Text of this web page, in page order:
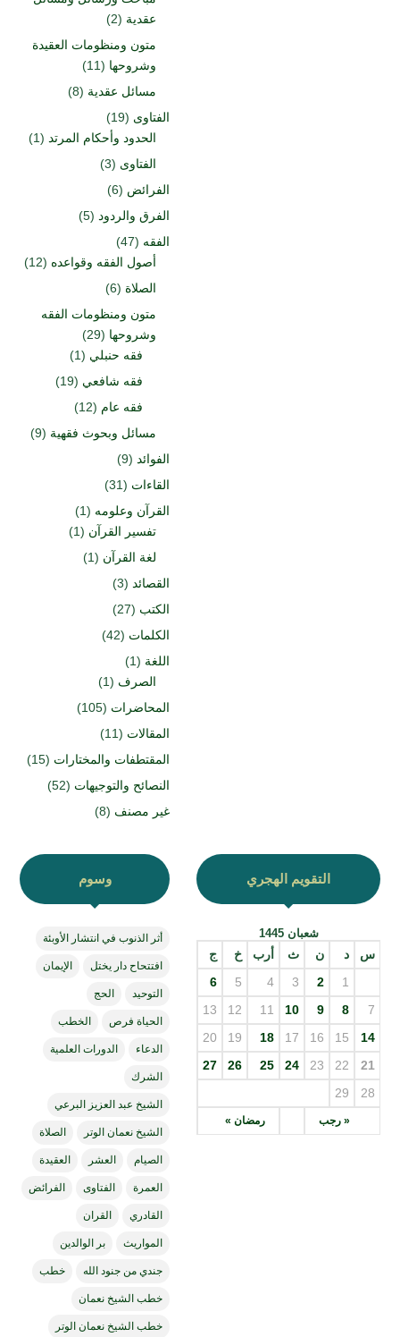
عقدية (2)
متون ومنظومات العقيدة
وشروحها (11)
مسائل عقدية (8)
الفتاوى (19)
الحدود وأحكام المرتد (1)
الفتاوى (3)
الفرائض (6)
الفرق والردود (5)
الفقه (47)
أصول الفقه وقواعده (12)
الصلاة (6)
متون ومنظومات الفقه
وشروحها (29)
فقه حنبلي (1)
فقه شافعي (19)
فقه عام (12)
مسائل وبحوث فقهية (9)
الفوائد (9)
القاءات (31)
القرآن وعلومه (1)
تفسير القرآن (1)
لغة القرآن (1)
القصائد (3)
الكتب (27)
الكلمات (42)
اللغة (1)
الصرف (1)
المحاضرات (105)
المقالات (11)
المقتطفات والمختارات (15)
النصائح والتوجيهات (52)
غير مصنف (8)
التقويم الهجري
شعبان 1445
س د ن ث أرب خ ج
« رجب رمضان »
1
2
3
4
5
6
7
8
9
10
11
12
13
14
15
16
17
18
19
20
21
22
23
24
25
26
27
28
29
وسوم
أثر الذنوب في انتشار الأوبئة
افتتحاح دار يختل الإيمان
التوحيد الحج
الحياة فرص الخطب
الدعاء الدورات العلمية
الشرك
الشيخ عبد العزيز البرعي
الشيخ نعمان الوتر الصلاة
الصيام العشر العقيدة
العمرة الفتاوى الفرائض
القادري القران
المواريث بر الوالدين
جندي من جنود الله خطب
خطب الشيخ نعمان
خطب الشيخ نعمان الوتر